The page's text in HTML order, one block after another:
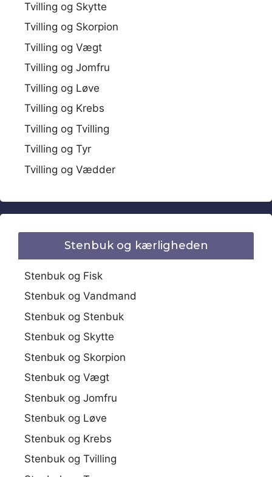
Tvilling og Skytte
Tvilling og Skorpion
Tvilling og Vægt
Tvilling og Jomfru
Tvilling og Løve
Tvilling og Krebs
Tvilling og Tvilling
Tvilling og Tyr
Tvilling og Vædder
Stenbuk og kærligheden
Stenbuk og Fisk
Stenbuk og Vandmand
Stenbuk og Stenbuk
Stenbuk og Skytte
Stenbuk og Skorpion
Stenbuk og Vægt
Stenbuk og Jomfru
Stenbuk og Løve
Stenbuk og Krebs
Stenbuk og Tvilling